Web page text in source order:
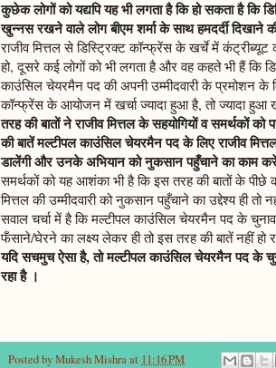
कुछेक लोगों को यद्यपि यह भी लगता है कि हो सकता है कि
खुन्नस रखने वाले लोग बीएम शर्मा के साथ हमदर्दी
राजीव मित्तल से डिस्ट्रिक्ट कॉन्फ्रेंस के खर्चे में
हो, दूसरे कई लोगों को भी लगता है और वह कहते भी हैं कि
काउंसिल चेयरमैन पद की अपनी उम्मीदवारी के प्रमोशन
कॉन्फ्रेंस के आयोजन में खर्चा ज्यादा हुआ है, तो ज्यादा हुआ
तरह की बातों ने राजीव मित्तल के सहयोगियों व समर्थकों
की बातें मल्टीपल काउंसिल चेयरमैन पद के लिए राजीव
डालेंगी और उनके अभियान को नुकसान पहुँचाने का काम
समर्थकों को यह आशंका भी है कि इस तरह की बातों के
मित्तल की उम्मीदवारी को नुकसान पहुँचाने का उद्देश्य ही
सवाल चर्चा में है कि मल्टीपल काउंसिल चेयरमैन पद के
फँसाने/घेरने का लक्ष्य लेकर ही तो इस तरह की बातें नहीं हो
यदि सचमुच ऐसा है, तो मल्टीपल काउंसिल चेयरमैन पद के
रहा है ।
Posted byMukesh Mishraat 11:16 PM